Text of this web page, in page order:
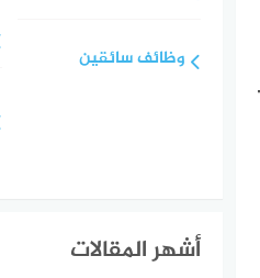
وظائف سائقين
أشهر المقالات